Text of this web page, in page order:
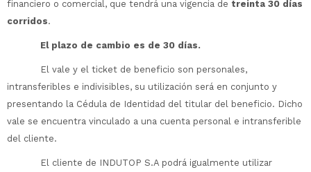
financiero o comercial, que tendrá una vigencia de treinta 30 días
corridos.
El plazo de cambio es de 30 días.
El vale y el ticket de beneficio son personales,
intransferibles e indivisibles, su utilización será en conjunto y
presentando la Cédula de Identidad del titular del beneficio. Dicho
vale se encuentra vinculado a una cuenta personal e intransferible
del cliente.
El cliente de INDUTOP S.A podrá igualmente utilizar